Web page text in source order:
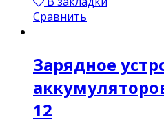
Сравнить
Зарядное
12